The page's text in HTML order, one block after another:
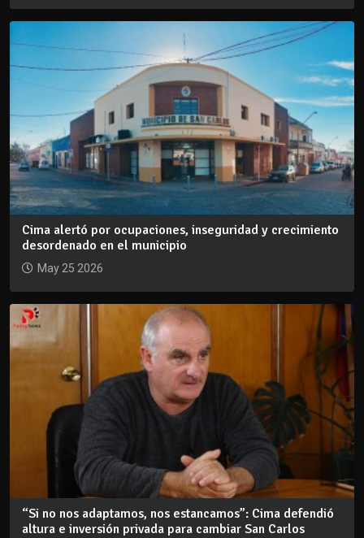
Cima alertó por ocupaciones, inseguridad y crecimiento
desordenado en el municipio
May 25 2026
“Si no nos adaptamos, nos estancamos”: Cima defendió
altura e inversión privada para cambiar San Carlos